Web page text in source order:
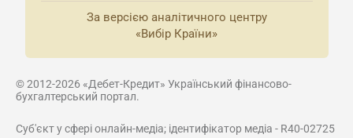
За версією аналітичного центру
«Вибір Країни»
© 2012-2026 «Дебет-Кредит» Український фінансово-
бухгалтерський портал.
Суб'єкт у сфері онлайн-медіа; ідентифікатор медіа - R40-02725